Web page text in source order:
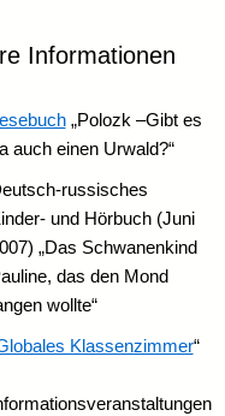
Informationen
„Polozk –Gibt es
auch einen Urwald?“
russisches
und Hörbuch (Juni
„Das Schwanenkind
das den Mond
wollte“
Klassenzimmer“